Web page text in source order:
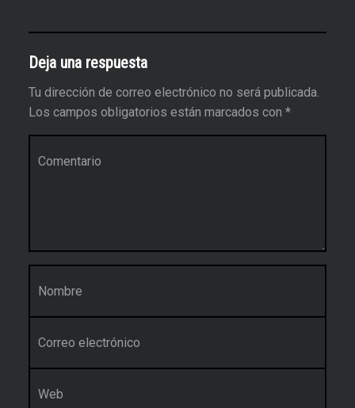
Deja una respuesta
Tu dirección de correo electrónico no será publicada.
Los campos obligatorios están marcados con *
Nombre
*
Web